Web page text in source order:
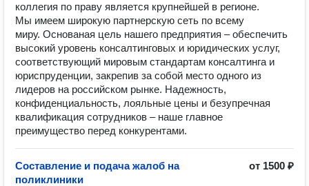
коллегия по праву является крупнейшей в регионе.
Мы имеем широкую партнерскую сеть по всему
миру. Основаная цель нашего предприятия – обеспечить
высокий уровень консалтинговых и юридических услуг,
соответствующий мировым стандартам консалтинга и
юриспруденции, закрепив за собой место одного из
лидеров на российском рынке. Надежность,
конфиденциальность, лояльные цены и безупречная
квалификация сотрудников – наше главное
преимущество перед конкурентами.
Составление и подача жалоб на
поликлиники
от 1500 ₽